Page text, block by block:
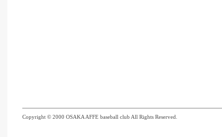
Copyright © 2000 OSAKA AFFE baseball club All Rights Reserved.